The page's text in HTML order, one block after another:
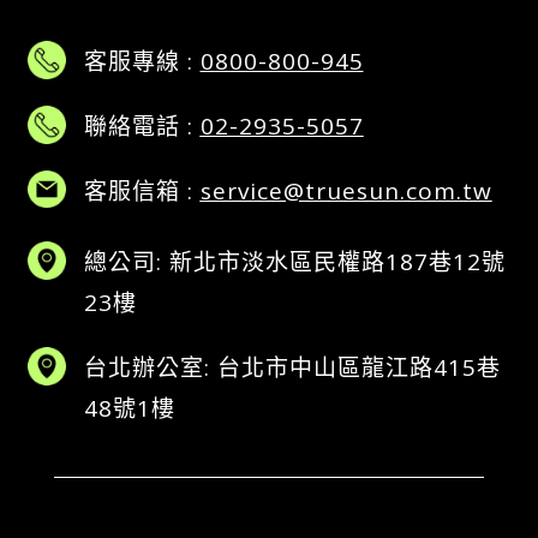
客服專線 : 0800-800-945
聯絡電話 : 02-2935-5057
客服信箱 : service@truesun.com.tw
總公司: 新北市淡水區民權路187巷12號
23樓
台北辦公室: 台北市中山區龍江路415巷
48號1樓